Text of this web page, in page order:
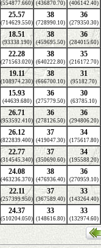
(554877.660) (436870.70) (406142.40)
25.57
(714629.550)
38
(728990.10)
36
(279350.30)
18.51
(93338.190)
38
(459695.50)
36
(284015.60)
22.28
(271563.020)
38
(640222.80)
35
(216172.70)
19.11
(108974.230)
38
(666700.10)
31
(95182.70)
15.93
(44639.680)
36
(275779.50)
30
(63785.10)
26.71
(953592.410)
36
(278126.50)
36
(294806.20)
26.12
(822839.400)
37
(419047.30)
34
(175617.80)
22.77
(314545.340)
37
(350690.60)
34
(195588.20)
24.08
(463236.370)
38
(476936.40)
36
(270959.10)
22.11
(257399.950)
37
(367589.40)
33
(143264.40)
24.37
(510204.050)
33
(148616.80)
33
(132974.60)